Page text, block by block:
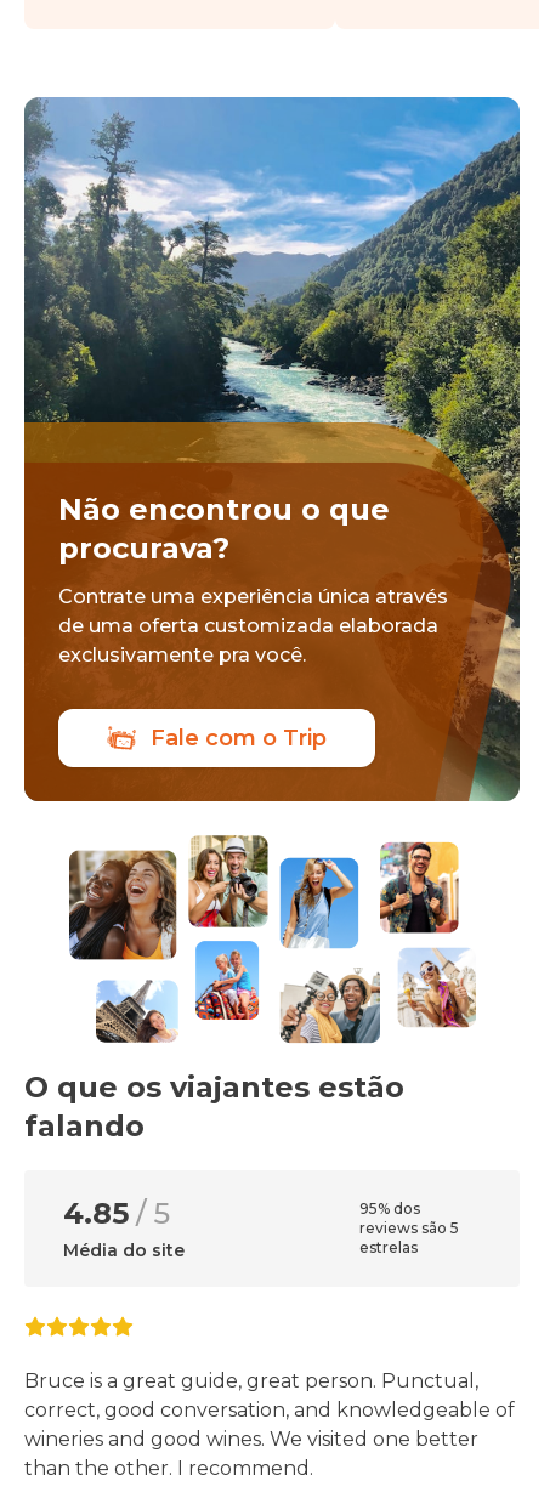
Não encontrou o que
procurava?
Contrate uma experiência única através
de uma oferta customizada elaborada
exclusivamente pra você.
Fale com o Trip
O que os viajantes estão
falando
4.85 / 5
Média do site
95% dos
reviews são 5
estrelas
Bruce is a great guide, great person. Punctual,
correct, good conversation, and knowledgeable of
wineries and good wines. We visited one better
than the other. I recommend.